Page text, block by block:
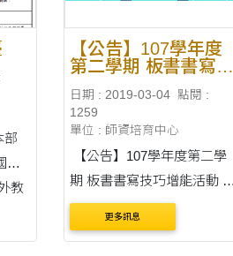
家
教
依
【公告】107學年度
第二學期 板書書寫技
日期 : 2019-03-04 點閱 :
1259
單位 : 師資培育中心
【公告】107學年度第二學
期 板書書寫技巧增能活動 時
間：108年3月8日(星期五)下
午5:30~7:30 講員：台中教育
更多訊息